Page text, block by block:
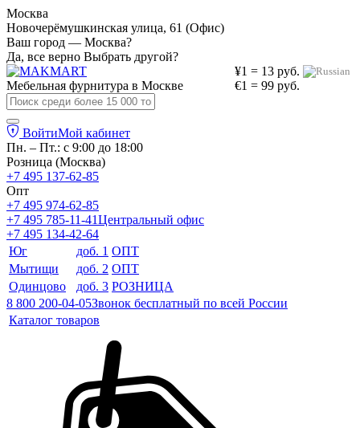
Москва
Новочерёмушкинская улица, 61 (Офис)
Ваш город — Москва?
Да, все верно Выбрать другой?
¥1 = 13 руб.
€1 = 99 руб.
Мебельная фурнитура в Москве
ВойтиМой кабинет
Пн. – Пт.: с 9:00 до 18:00
Розница (Москва)
+7 495 137-62-85
Опт
+7 495 974-62-85
+7 495 785-11-41Центральный офис
+7 495 134-42-64
Юг
доб. 1 ОПТ
Мытищи
доб. 2 ОПТ
Одинцово
доб. 3 РОЗНИЦА
8 800 200-04-05Звонок бесплатный по всей России
Каталог товаров